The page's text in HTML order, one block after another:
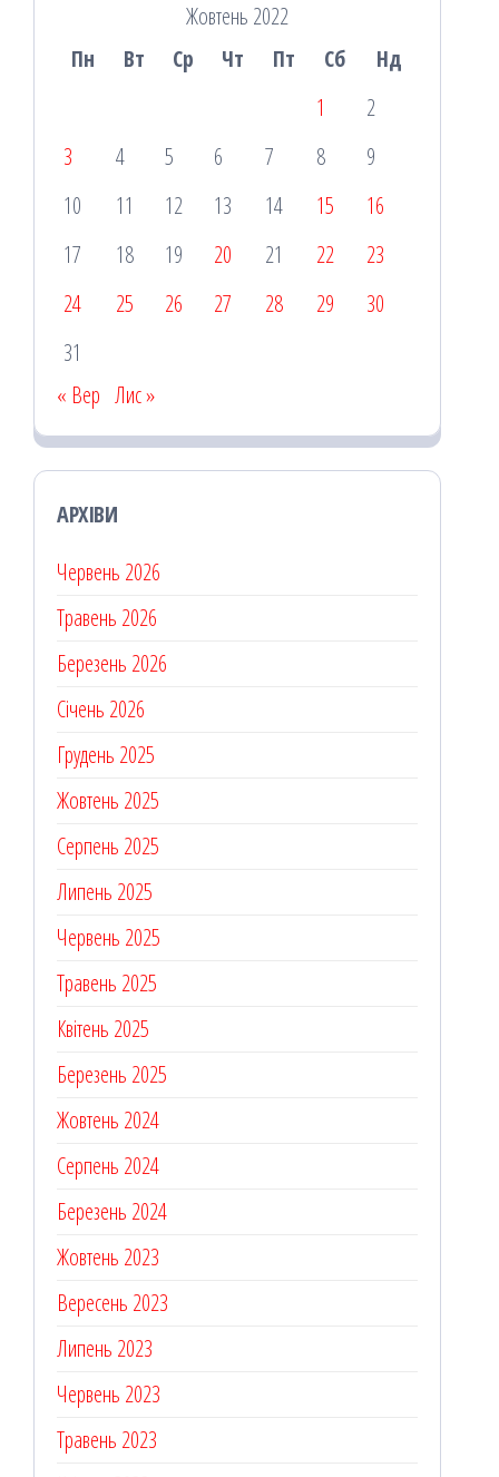
Жовтень 2022
Пн
Вт Ср Чт Пт Сб
Нд
1
2
3
4 5 6 7 8
9
10
11 12 13 14 15
16
17
18 19 20 21 22
23
24
25 26 27 28 29
30
31
« Вер Лис »
АРХІВИ
Червень 2026
Травень 2026
Березень 2026
Січень 2026
Грудень 2025
Жовтень 2025
Серпень 2025
Липень 2025
Червень 2025
Травень 2025
Квітень 2025
Березень 2025
Жовтень 2024
Серпень 2024
Березень 2024
Жовтень 2023
Вересень 2023
Липень 2023
Червень 2023
Травень 2023